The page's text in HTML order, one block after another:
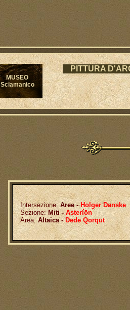
MUSEO
Sciamanico
PITTURA
Intersezione:Aree - Holger Danske
Sezione:Miti -Asteríōn
Area:Altaica -Dede Qorqut